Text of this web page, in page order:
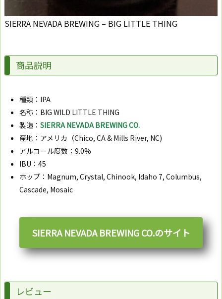
SIERRA NEVADA BREWING – BIG LITTLE THING
商品説明
種類：IPA
名称：BIG WILD LITTLE THING
製造： SIERRA NEVADA BREWING CO.
産地：アメリカ（Chico, CA & Mills River, NC)
アルコール度数：9.0%
IBU：45
ホップ：Magnum, Crystal, Chinook, Idaho 7, Columbus,
Cascade, Mosaic
SIERRA NEVADA BREWING CO.のサイト
レビュー